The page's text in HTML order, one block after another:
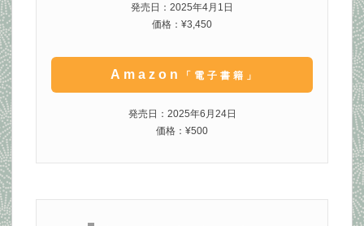
発売日：2025年4月1日
価格：¥3,450
Amazon 「電子書籍」
発売日：2025年6月24日
価格：¥500